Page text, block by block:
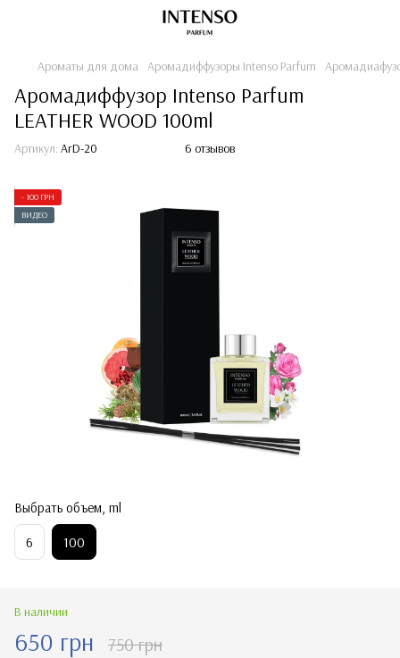
Ароматы для дома Аромадиффузоры Intenso Parfum
Аромадиффузор Intenso Parfum
LEATHER WOOD 100ml
Артикул: ArD-20 6 отзывов
- 100 ГРН
ВИДЕО
Выбрать объем, ml
6 100
В наличии
650 грн 750 грн